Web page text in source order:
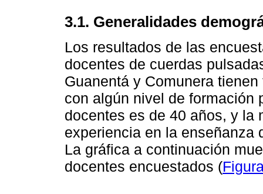
3.1. Generalidades
Los resultados de las
docentes de cuerdas
Guanentá y Comunera
con algún nivel de formación
docentes es de 40 años, y la
experiencia en la enseñanza
La gráfica a continuación
docentes encuestados (